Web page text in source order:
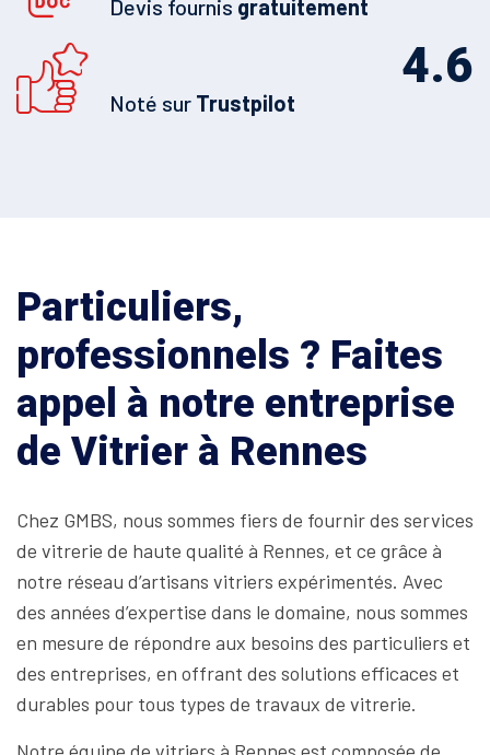
Devis fournis gratuitement
4.6
Noté sur Trustpilot
Particuliers,
professionnels ? Faites
appel à notre entreprise
de Vitrier à Rennes
Chez GMBS, nous sommes fiers de fournir des services
de vitrerie de haute qualité à Rennes, et ce grâce à
notre réseau d’artisans vitriers expérimentés. Avec
des années d’expertise dans le domaine, nous sommes
en mesure de répondre aux besoins des particuliers et
des entreprises, en offrant des solutions efficaces et
durables pour tous types de travaux de vitrerie.